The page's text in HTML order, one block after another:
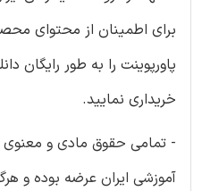
برای اطمینان از محتوای
پاورپوینت را به طور رایگان
خریداری نمایید.
- تمامی حقوق مادی و
آموزشی ایران عرضه بوده و